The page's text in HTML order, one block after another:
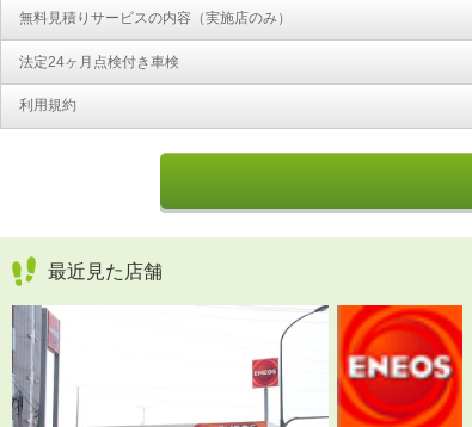
無料見積りサービスの内容（実施店のみ）
法定24ヶ月点検付き車検
利用規約
最近見た店舗